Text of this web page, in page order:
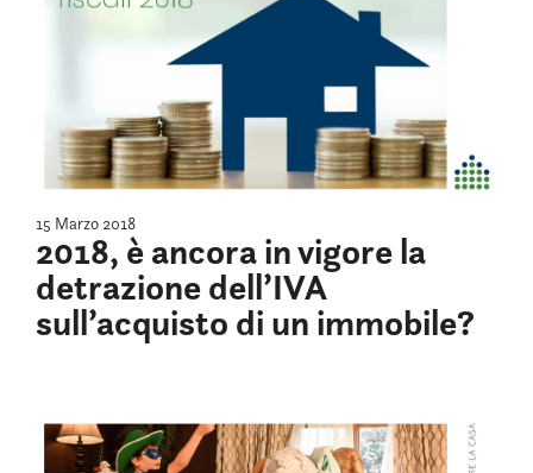
15 Marzo 2018
2018, è ancora in vigore la
detrazione dell’IVA
sull’acquisto di un immobile?